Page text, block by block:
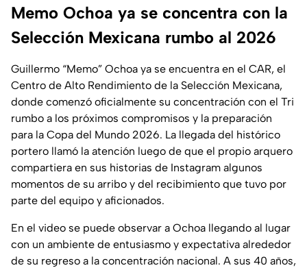
Memo Ochoa ya se concentra con la
Selección Mexicana rumbo al 2026
Guillermo “Memo” Ochoa ya se encuentra en el CAR, el
Centro de Alto Rendimiento de la Selección Mexicana,
donde comenzó oficialmente su concentración con el Tri
rumbo a los próximos compromisos y la preparación
para la Copa del Mundo 2026. La llegada del histórico
portero llamó la atención luego de que el propio arquero
compartiera en sus historias de Instagram algunos
momentos de su arribo y del recibimiento que tuvo por
parte del equipo y aficionados.
En el video se puede observar a Ochoa llegando al lugar
con un ambiente de entusiasmo y expectativa alrededor
de su regreso a la concentración nacional. A sus 40 años,